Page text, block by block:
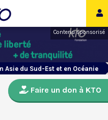
Contenu sponsorisé
Asie du Sud-Est et en Océanie
Faire un don à KTO